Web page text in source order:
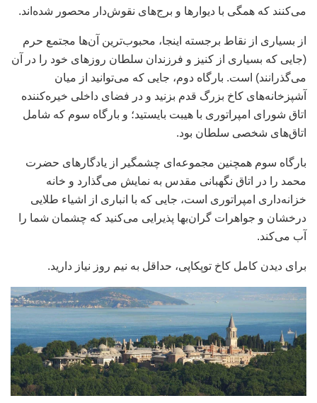
می‌کنند که همگی با دیوارها و برج‌های نقوش‌دار محصور شده‌اند.
از بسیاری از نقاط برجسته اینجا، محبوب‌ترین آن‌ها مجتمع حرم
(جایی که بسیاری از کنیز و فرزندان سلطان روزهای خود را در آن
می‌گذرانند) است. بارگاه دوم، جایی که می‌توانید از میان
آشپزخانه‌های کاخ بزرگ قدم بزنید و در فضای داخلی خیره‌کننده
اتاق شورای امپراتوری با هیبت بایستید؛ و بارگاه سوم که شامل
اتاق‌های شخصی سلطان بود.
بارگاه سوم همچنین مجموعه‌ای چشمگیر از یادگارهای حضرت
محمد را در اتاق نگهبانی مقدس به نمایش می‌گذارد و خانه
خزانه‌داری امپراتوری است، جایی که با انباری از اشیاء طلایی
درخشان و جواهرات گران‌بها پذیرایی می‌کنید که چشمان شما را
آب می‌کند.
برای دیدن کامل کاخ توپکاپی، حداقل به نیم روز نیاز دارید.